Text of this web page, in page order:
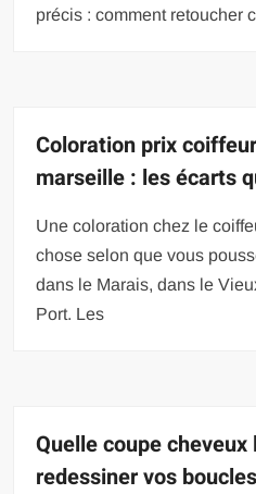
précis : comment retoucher
Coloration prix
marseille : les écarts
Une coloration chez le
chose selon que vous
dans le Marais, dans le
Port. Les
Quelle coupe
redessiner vos